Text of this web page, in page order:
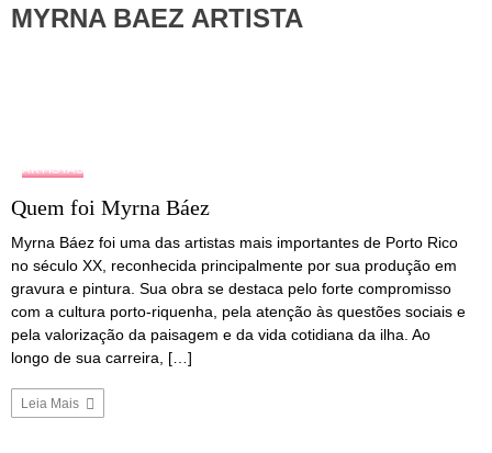
MYRNA BAEZ ARTISTA
ARTISTAS
Quem foi Myrna Báez
Myrna Báez foi uma das artistas mais importantes de Porto Rico
no século XX, reconhecida principalmente por sua produção em
gravura e pintura. Sua obra se destaca pelo forte compromisso
com a cultura porto-riquenha, pela atenção às questões sociais e
pela valorização da paisagem e da vida cotidiana da ilha. Ao
longo de sua carreira, […]
Leia Mais